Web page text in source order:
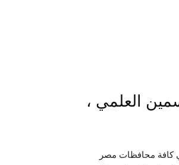
الثانوية العامة 2015 للقسمين العلمي ،
كافة محافظات مصر